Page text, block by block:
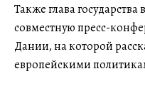
Также глава
совместную пресс-
Дании, на которой
европейскими